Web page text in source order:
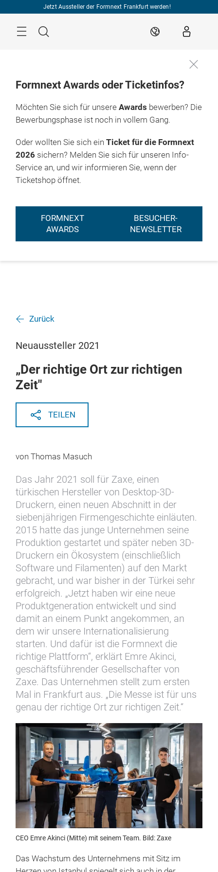
Jetzt Aussteller der Formnext Frankfurt werden!
Suche DE
Formnext Awards oder Ticketinfos?
Möchten Sie sich für unsere Awards bewerben? Die
Bewerbungsphase ist noch in vollem Gang.
Oder wollten Sie sich ein Ticket für die Formnext
2026 sichern? Melden Sie sich für unseren Info-
Service an, und wir informieren Sie, wenn der
Ticketshop öffnet.
FORMNEXT
AWARDS
BESUCHER-
NEWSLETTER
Zurück
Neuaussteller 2021
„Der richtige Ort zur richtigen
Zeit"
TEILEN
von Thomas Masuch
Das Jahr 2021 soll für Zaxe, einen
türkischen Hersteller von Desktop-3D-
Druckern, einen neuen Abschnitt in der
siebenjährigen Firmengeschichte einläuten.
2015 hatte das junge Unternehmen seine
Produktion gestartet und später neben 3D-
Druckern ein Ökosystem (einschließlich
Software und Filamenten) auf den Markt
gebracht, und war bisher in der Türkei sehr
erfolgreich. „Jetzt haben wir eine neue
Produktgeneration entwickelt und sind
damit an einem Punkt angekommen, an
dem wir unsere Internationalisierung
starten. Und dafür ist die Formnext die
richtige Plattform“, erklärt Emre Akinci,
geschäftsführender Gesellschafter von
Zaxe. Das Unternehmen stellt zum ersten
Mal in Frankfurt aus. „Die Messe ist für uns
genau der richtige Ort zur richtigen Zeit.“
CEO Emre Akinci (Mitte) mit seinem Team. Bild: Zaxe
Das Wachstum des Unternehmens mit Sitz im